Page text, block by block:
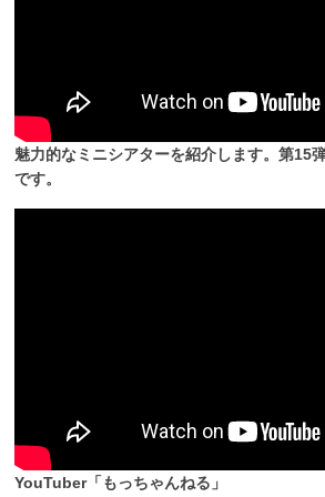
魅力的なミニシアターを紹介します。第15
です。
YouTuber「もっちゃんねる」